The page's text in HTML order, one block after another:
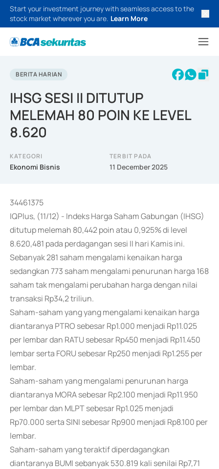
Start your investment journey with seamless access to the
stock market wherever you are. Learn More
BERITA HARIAN
IHSG SESI II DITUTUP
MELEMAH 80 POIN KE LEVEL
8.620
KATEGORI
Ekonomi Bisnis
TERBIT PADA
11 December 2025
34461375
IQPlus, (11/12) - Indeks Harga Saham Gabungan (IHSG)
ditutup melemah 80,442 poin atau 0,925% di level
8.620,481 pada perdagangan sesi II hari Kamis ini.
Sebanyak 281 saham mengalami kenaikan harga
sedangkan 773 saham mengalami penurunan harga 168
saham tak mengalami perubahan harga dengan nilai
transaksi Rp34,2 triliun.
Saham-saham yang yang mengalami kenaikan harga
diantaranya PTRO sebesar Rp1.000 menjadi Rp11.025
per lembar dan RATU sebesar Rp450 menjadi Rp11.450
lembar serta FORU sebesar Rp250 menjadi Rp1.255 per
lembar.
Saham-saham yang mengalami penurunan harga
diantaranya MORA sebesar Rp2.100 menjadi Rp11.950
per lembar dan MLPT sebesar Rp1.025 menjadi
Rp70.000 serta SINI sebesar Rp900 menjadi Rp8.100 per
lembar.
Saham-saham yang teraktif diperdagangkan
diantaranya BUMI sebanyak 530.819 kali senilai Rp7,71